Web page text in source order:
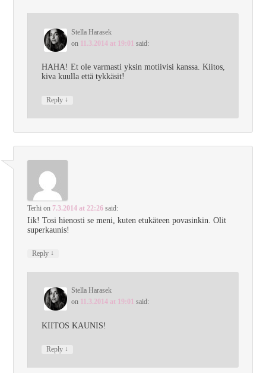
Stella Harasek
on 11.3.2014 at 19:01 said:
HAHA! Et ole varmasti yksin motiivisi kanssa. Kiitos,
kiva kuulla että tykkäsit!
Reply ↓
Terhi on 7.3.2014 at 22:26 said:
Iik! Tosi hienosti se meni, kuten etukäteen povasinkin. Olit
superkaunis!
Reply ↓
Stella Harasek
on 11.3.2014 at 19:01 said:
KIITOS KAUNIS!
Reply ↓